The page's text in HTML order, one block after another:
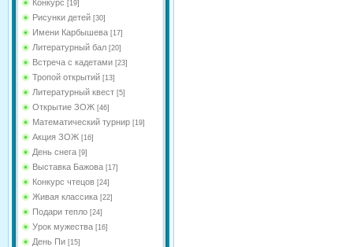
Конкурс [19]
Рисунки детей [30]
Имени Карбышева [17]
Литературный бал [20]
Встреча с кадетами [23]
Тропой открытий [13]
Литературный квест [5]
Открытие ЗОЖ [46]
Математический турнир [19]
Акция ЗОЖ [16]
День снега [9]
Выставка Бажова [17]
Конкурс чтецов [24]
Живая классика [22]
Подари тепло [24]
Урок мужества [16]
День Пи [15]